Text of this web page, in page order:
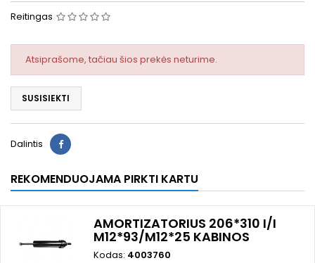
Reitingas
Atsiprašome, tačiau šios prekės neturime.
SUSISIEKTI
Dalintis
REKOMENDUOJAMA PIRKTI KARTU
AMORTIZATORIUS 206*310 I/I
M12*93/M12*25 KABINOS
Kodas: 4003760